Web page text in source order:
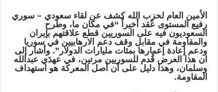
الأمين العام لحزب الله كشف عن لقاء سعودي – سوري
رفيع المستوى عُقد أخيراً “في مكان ما، وطرح
السعوديون فيه على السوريين قطع علاقتهم بإيران
والمقاومة في مقابل وقف دعم الارهابيين في سوريا
ودعم إعادة إعمارها بمئات مليارات الدولار”. وأشار إلى
ان هذا العرض قُدم للسوريين مرتين، في عهدَي عبدالله
وسلمان، وهذا دليل على أن أصل المعركة هو استهداف
المقاومة.